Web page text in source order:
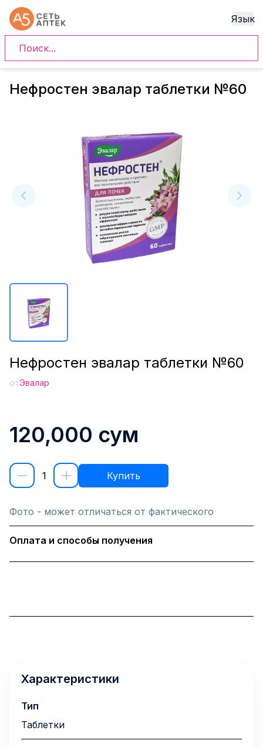
Язык
Нефростен эвалар таблетки №60
Нефростен эвалар таблетки №60
отЭвалар
120,000 сум
1 Купить
Фото - может отличаться от фактического
Оплата и способы получения
Характеристики
Тип
Таблетки